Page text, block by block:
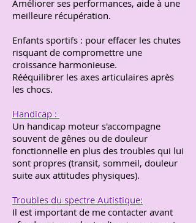
Améliorer ses performances, aide à une
meilleure récupération.
Enfants sportifs : pour effacer les chutes
risquant de compromettre une
croissance harmonieuse.
Rééquilibrer les axes articulaires après
les chocs.
Handicap :
Un handicap moteur s'accompagne
souvent de gênes ou de douleur
fonctionnelle en plus des troubles qui lui
sont propres (transit, sommeil, douleur
suite aux attitudes physiques).
Troubles du spectre Autistique:
Il est important de me contacter avant